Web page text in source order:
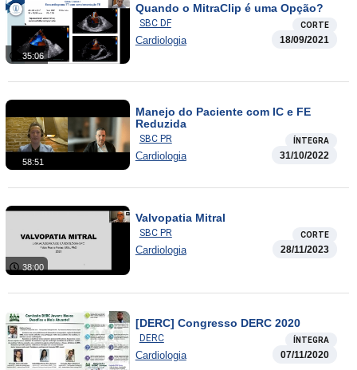
35:06
Quando o MitraClip é uma Opção?
SBC DF CORTE
Cardiologia 18/09/2021
58:51
Manejo do Paciente com IC e FE
Reduzida
SBC PR ÍNTEGRA
Cardiologia 31/10/2022
38:00
Valvopatia Mitral
SBC PR CORTE
Cardiologia 28/11/2023
[DERC] Congresso DERC 2020
DERC ÍNTEGRA
Cardiologia 07/11/2020